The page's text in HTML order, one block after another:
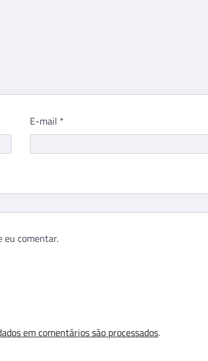
E-mail *
eu comentar.
em comentários são processados.